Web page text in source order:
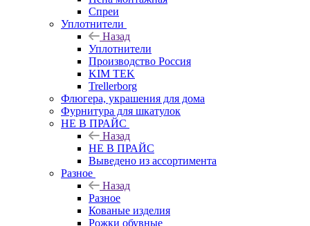
Спреи
Уплотнители
Назад
Уплотнители
Производство Россия
KIM TEK
Trellerborg
Флюгера, украшения для дома
Фурнитура для шкатулок
НЕ В ПРАЙС
Назад
НЕ В ПРАЙС
Выведено из ассортимента
Разное
Назад
Разное
Кованые изделия
Рожки обувные